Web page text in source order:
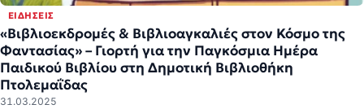
ΕΙΔΉΣΕΙΣ
«Βιβλιοεκδρομές & Βιβλιοαγκαλιές στον Κόσμο της
Φαντασίας» – Γιορτή για την Παγκόσμια Ημέρα
Παιδικού Βιβλίου στη Δημοτική Βιβλιοθήκη
Πτολεμαΐδας
31.03.2025